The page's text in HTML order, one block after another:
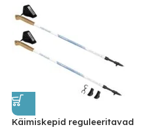
Käimiskepid reguleeritavad